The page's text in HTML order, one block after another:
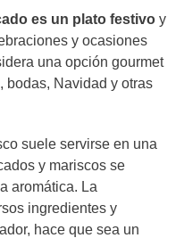
es un plato festivo y
y ocasiones
una opción gourmet
bodas, Navidad y otras
suele servirse en una
y mariscos se
aromática. La
ingredientes y
hace que sea un